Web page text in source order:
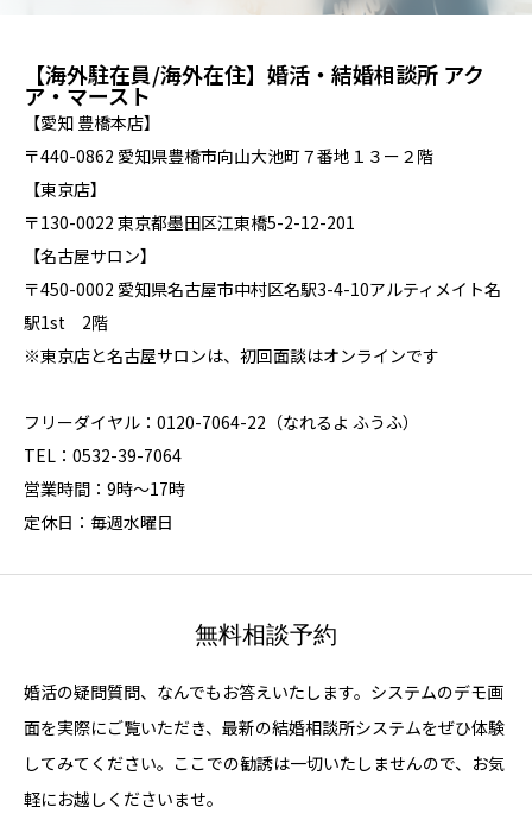
【海外駐在員/海外在住】婚活・結婚相談所 アク
ア・マースト
【愛知 豊橋本店】
〒440-0862 愛知県豊橋市向山大池町７番地１３ー２階
【東京店】
〒130-0022 東京都墨田区江東橋5-2-12-201
【名古屋サロン】
〒450-0002 愛知県名古屋市中村区名駅3-4-10アルティメイト名
駅1st 2階
※東京店と名古屋サロンは、初回面談はオンラインです
フリーダイヤル：0120-7064-22（なれるよ ふうふ）
TEL：0532-39-7064
営業時間：9時～17時
定休日：毎週水曜日
無料相談予約
婚活の疑問質問、なんでもお答えいたします。システムのデモ画
面を実際にご覧いただき、最新の結婚相談所システムをぜひ体験
してみてください。ここでの勧誘は一切いたしませんので、お気
軽にお越しくださいませ。